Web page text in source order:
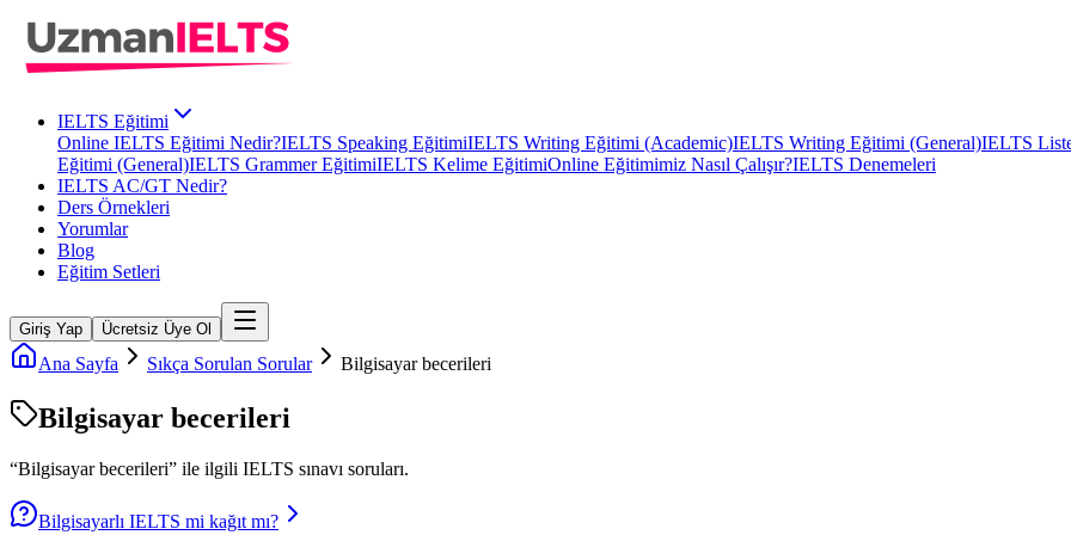
IELTS Eğitimi
Online IELTS Eğitimi Nedir?IELTS Speaking EğitimiIELTS Writing Eğitimi (Academic)IELTS Writing Eğitimi (General)IELTS
Eğitimi (General)IELTS Grammer EğitimiIELTS Kelime EğitimiOnline Eğitimimiz Nasıl Çalışır?IELTS Denemeleri
IELTS AC/GT Nedir?
Ders Örnekleri
Yorumlar
Blog
Eğitim Setleri
Giriş Yap Ücretsiz Üye Ol
Ana Sayfa Sıkça Sorulan Sorular Bilgisayar becerileri
Bilgisayar becerileri
“Bilgisayar becerileri” ile ilgili IELTS sınavı soruları.
Bilgisayarlı IELTS mi kağıt mı?